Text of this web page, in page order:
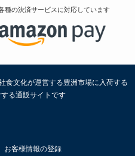
種の決済サービスに対応しています
食文化が運営する豊洲市場に入荷する
る通販サイトです
お客様情報の登録